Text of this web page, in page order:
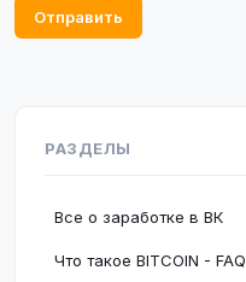
Отправить
РАЗДЕЛЫ
Все о заработке в ВК
Что такое BITCOIN - FAQ